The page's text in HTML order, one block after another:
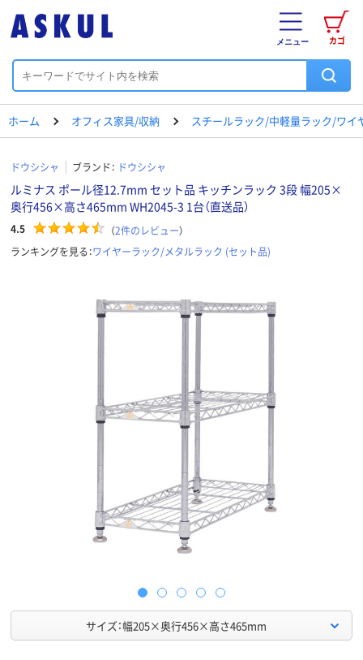
カゴ
メニュー
ホーム オフィス家具/収納 スチールラック/中軽量ラック/ワイ
ドウシシャ ブランド： ドウシシャ
ルミナス ポール径12.7mm セット品 キッチンラック 3段 幅205×
奥行456×高さ465mm WH2045-3 1台（直送品）
4.5 （2件のレビュー）
ランキングを見る：ワイヤーラック/メタルラック (セット品)
サイズ：幅205×奥行456×高さ465mm